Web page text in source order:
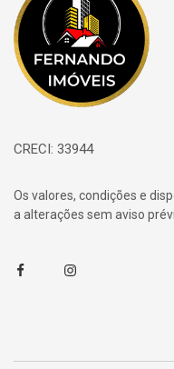
CRECI: 33944
Os valores, condições e
a alterações sem aviso
FacebookInstagram